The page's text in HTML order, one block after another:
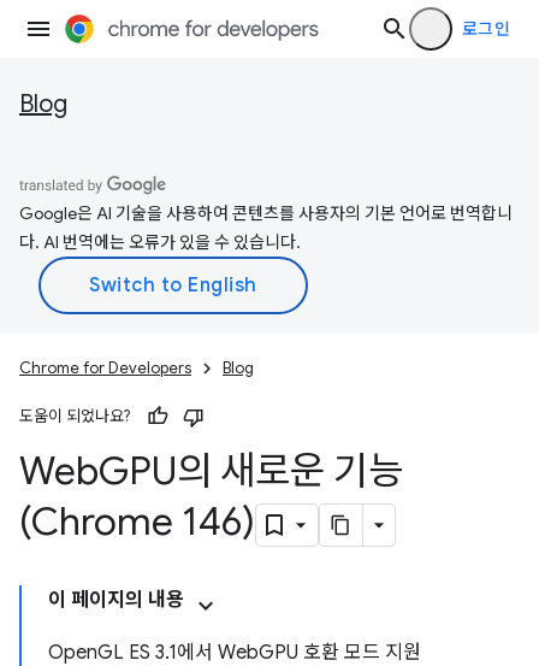
로그인
Blog
Google은 AI 기술을 사용하여 콘텐츠를 사용자의 기본 언어로 번역합니
다. AI 번역에는 오류가 있을 수 있습니다.
Chrome for Developers Blog
도움이 되었나요?
WebGPU의 새로운 기능
(Chrome 146)
이 페이지의 내용
OpenGL ES 3.1에서 WebGPU 호환 모드 지원